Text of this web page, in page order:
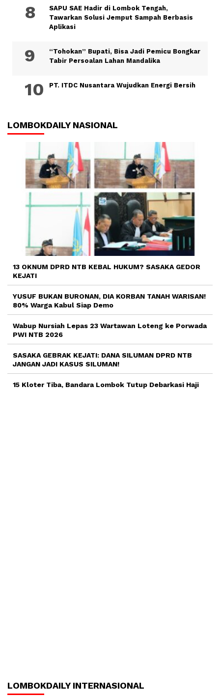
SAPU SAE Hadir di Lombok Tengah,
Tawarkan Solusi Jemput Sampah Berbasis
Aplikasi
“Tohokan” Bupati, Bisa Jadi Pemicu Bongkar
Tabir Persoalan Lahan Mandalika
PT. ITDC Nusantara Wujudkan Energi Bersih
LOMBOKDAILY NASIONAL
13 OKNUM DPRD NTB KEBAL HUKUM? SASAKA GEDOR
KEJATI
YUSUF BUKAN BURONAN, DIA KORBAN TANAH WARISAN!
80% Warga Kabul Siap Demo
Wabup Nursiah Lepas 23 Wartawan Loteng ke Porwada
PWI NTB 2026
SASAKA GEBRAK KEJATI: DANA SILUMAN DPRD NTB
JANGAN JADI KASUS SILUMAN!
15 Kloter Tiba, Bandara Lombok Tutup Debarkasi Haji
LOMBOKDAILY INTERNASIONAL